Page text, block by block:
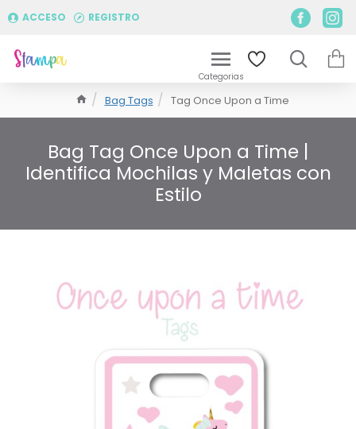
ACCESO REGISTRO
Bag Tags Tag Once Upon a Time
Bag Tag Once Upon a Time |
Identifica Mochilas y Maletas con
Estilo